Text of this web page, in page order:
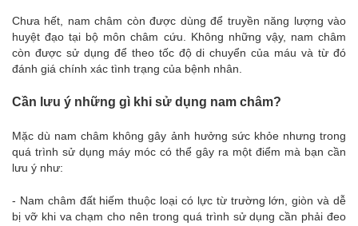
Chưa hết, nam châm còn được dùng để truyền năng lượng vào
huyệt đạo tại bộ môn châm cứu. Không những vậy, nam châm
còn được sử dụng để theo tốc độ di chuyển của máu và từ đó
đánh giá chính xác tình trạng của bệnh nhân.
Cần lưu ý những gì khi sử dụng nam châm?
Mặc dù nam châm không gây ảnh hưởng sức khỏe nhưng trong
quá trình sử dụng máy móc có thể gây ra một điểm mà bạn cần
lưu ý như:
- Nam châm đất hiếm thuộc loại có lực từ trường lớn, giòn và dễ
bị vỡ khi va chạm cho nên trong quá trình sử dụng cần phải đeo